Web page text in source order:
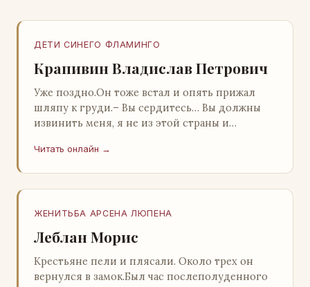
ДЕТИ СИНЕГО ФЛАМИНГО
Крапивин Владислав Петрович
Уже поздно.Он тоже встал и опять прижал
шляпу к груди.– Вы сердитесь… Вы должны
извинить меня, я не из этой страны и
прошу: выс…
Читать онлайн →
ЖЕНИТЬБА АРСЕНА ЛЮПЕНА
Леблан Морис
Крестьяне пели и плясали. Около трех он
вернулся в замок.Был час послеполуденного